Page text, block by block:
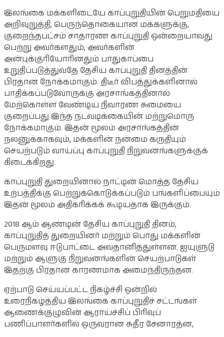
இலங்கை மக்களிடையே காப்புறுதியின் பெறுமதியை
அறிவுறுத்தி, பெருந்தொகையான மக்களுக்கு,
குறைந்தபட்சம் சாதாரண காப்புறுதி ஒன்றையாவது
பெற்று அவர்களதும், அவர்களின்
அன்புக்குரியோரினதும் பாதுகாப்பை
உறுதிப்படுத்துவதே தேசிய காப்புறுதி தினத்தின்
பிரதான நோக்கமாகும். திடீர் விபத்துக்களினால்
பாதிக்கப்படுவோருக்கு அரசாங்கத்தினால்
மேற்கொள்ள வேண்டிய நிவாரண சுமையை
குறைப்பது இந்த நடவடிக்கையின் மற்றுமொரு
நோக்கமாகும். இதன் மூலம் அரசாங்கத்தின்
நலனுக்காகவும், மக்களின் நன்மை கருதியும்
செயற்படும் வாய்ப்பு காப்புறுதி நிறுவனங்களுக்குக்
கிடைக்கிறது.
காப்புறுதி துறையினால் நாட்டின் மொத்த தேசிய
உற்பத்திக்கு பெற்றுக்கொடுக்கப்படும் பங்களிப்பையும்
இதன் மூலம் அதிகரிக்கக் கூடியதாக இருக்கும்.
2018 ஆம் ஆண்டின் தேசிய காப்புறுதி தினம்,
காப்புறுதித் துறையினர் மற்றும் பொது மக்களின்
பெருமளவு ஈடுபாட்டை அவதானித்துள்ளன. ஐயுளுடு
மற்றும் ஆளுகு நிறுவனங்களின் செயற்பாடுகள்
இதற்கு பிரதான காரணமாக அமைந்திருந்தன.
ஏற்பாடு செய்யப்பட்ட நிகழ்ச்சி ஒன்றில்
உரைநிகழ்த்திய இலங்கை காப்புறுதிச் சட்டங்கள்
ஆணைக்குழுவின் ஆராய்ச்சிப் பிரிவுப்
பணிப்பாளர்களில் ஒருவரான சுதீர சேனாரத்ன,